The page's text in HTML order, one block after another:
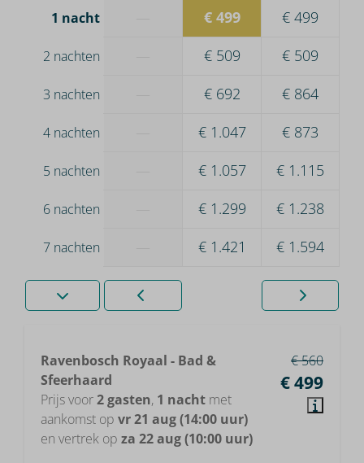
1 nacht
€ 499 € 499
2 nachten € 509 € 509
3 nachten € 692 € 864
4 nachten € 1.047 € 873
5 nachten € 1.057 € 1.115
6 nachten € 1.299 € 1.238
7 nachten € 1.421 € 1.594
€ 560
€ 499
Ravenbosch Royaal - Bad &
Sfeerhaard
Prijs voor2 gasten, 1 nacht met
aankomst op vr 21 aug (14:00 uur)
en vertrek op za 22 aug (10:00 uur)